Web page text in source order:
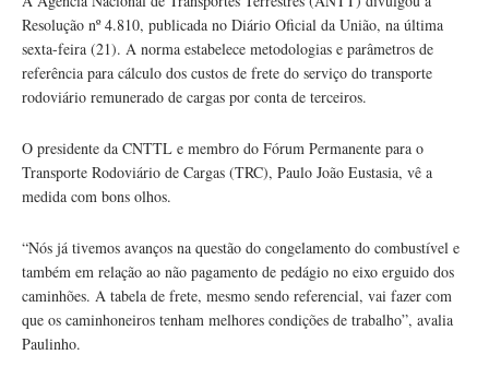
Resolução nº 4.810, publicada no Diário Oficial da União, na última
sexta-feira (21). A norma estabelece metodologias e parâmetros de
referência para cálculo dos custos de frete do serviço do transporte
rodoviário remunerado de cargas por conta de terceiros.
O presidente da CNTTL e membro do Fórum Permanente para o
Transporte Rodoviário de Cargas (TRC), Paulo João Eustasia, vê a
medida com bons olhos.
“Nós já tivemos avanços na questão do congelamento do combustível e
também em relação ao não pagamento de pedágio no eixo erguido dos
caminhões. A tabela de frete, mesmo sendo referencial, vai fazer com
que os caminhoneiros tenham melhores condições de trabalho”, avalia
Paulinho.